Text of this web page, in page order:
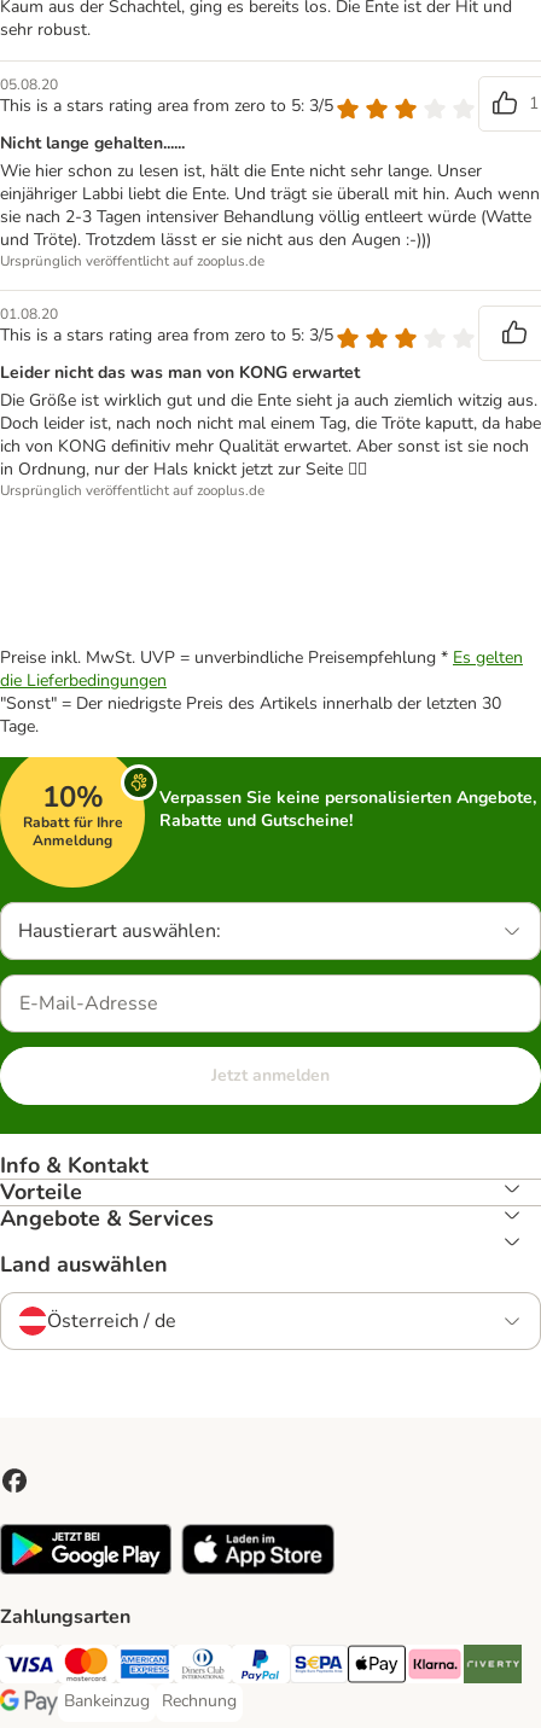
Kaum aus der Schachtel, ging es bereits los. Die Ente ist der Hit und
sehr robust.
05.08.20
This is a stars rating area from zero to 5: 3/5
1
Nicht lange gehalten......
Wie hier schon zu lesen ist, hält die Ente nicht sehr lange. Unser
einjähriger Labbi liebt die Ente. Und trägt sie überall mit hin. Auch wenn
sie nach 2-3 Tagen intensiver Behandlung völlig entleert würde (Watte
und Tröte). Trotzdem lässt er sie nicht aus den Augen :-)))
Ursprünglich veröffentlicht auf zooplus.de
01.08.20
This is a stars rating area from zero to 5: 3/5
Leider nicht das was man von KONG erwartet
Die Größe ist wirklich gut und die Ente sieht ja auch ziemlich witzig aus.
Doch leider ist, nach noch nicht mal einem Tag, die Tröte kaputt, da habe
ich von KONG definitiv mehr Qualität erwartet. Aber sonst ist sie noch
in Ordnung, nur der Hals knickt jetzt zur Seite 🤷‍♀️
Ursprünglich veröffentlicht auf zooplus.de
Preise inkl. MwSt. UVP = unverbindliche Preisempfehlung * Es gelten
die Lieferbedingungen
"Sonst" = Der niedrigste Preis des Artikels innerhalb der letzten 30
Tage.
10%
Rabatt für Ihre
Anmeldung
Verpassen Sie keine personalisierten Angebote,
Rabatte und Gutscheine!
Haustierart auswählen:
Jetzt anmelden
Info & Kontakt
Vorteile
Angebote & Services
Land auswählen
Österreich / de
Zahlungsarten
Visa Payment Method
MasterCard Payment Method
American Express Payment Method
Diners Club Payment Method
PayPal Payment Method
SEPA Payment Method
Apple Pay Payment
Klarna Payment
Google Pay Payment Method
Bankeinzug
Bankeinzug Payment Method
Rechnung
Rechnung Payment Method